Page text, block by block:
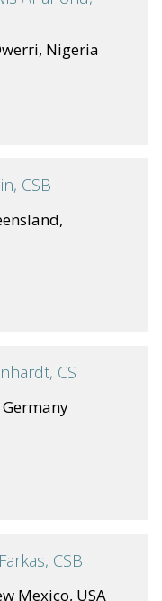
Nigeria
CSB
CS
CSB
Mexico, USA